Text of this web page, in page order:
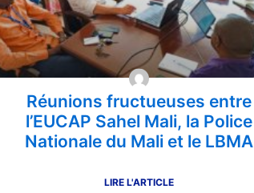
Réunions fructueuses entre
l’EUCAP Sahel Mali, la Police
Nationale du Mali et le LBMA
LIRE L'ARTICLE